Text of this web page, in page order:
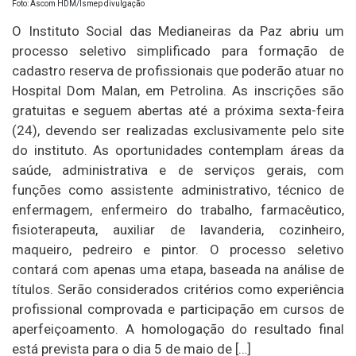
Foto: Ascom HDM/Ismep divulgação
O Instituto Social das Medianeiras da Paz abriu um
processo seletivo simplificado para formação de
cadastro reserva de profissionais que poderão atuar no
Hospital Dom Malan, em Petrolina. As inscrições são
gratuitas e seguem abertas até a próxima sexta-feira
(24), devendo ser realizadas exclusivamente pelo site
do instituto. As oportunidades contemplam áreas da
saúde, administrativa e de serviços gerais, com
funções como assistente administrativo, técnico de
enfermagem, enfermeiro do trabalho, farmacêutico,
fisioterapeuta, auxiliar de lavanderia, cozinheiro,
maqueiro, pedreiro e pintor. O processo seletivo
contará com apenas uma etapa, baseada na análise de
títulos. Serão considerados critérios como experiência
profissional comprovada e participação em cursos de
aperfeiçoamento. A homologação do resultado final
está prevista para o dia 5 de maio de […]